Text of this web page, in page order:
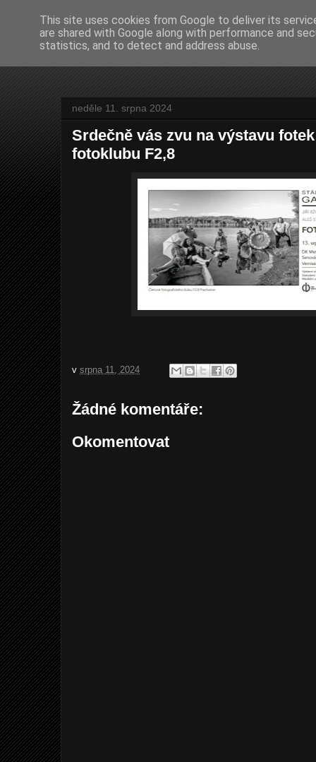
Jiří Bžoch -
neděle 11. srpna 2024
Srdečně vás zvu na výstavu
fotoklubu F2,8
v srpna 11, 2024
Žádné komentáře:
Okomentovat
This site uses cookies from Google to deliver its
are shared with Google along with performance and
statistics, and to detect and address abuse.